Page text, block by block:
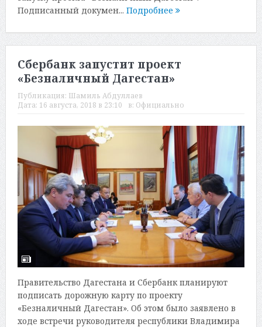
Подписанный докумен... Подробнее
Сбербанк запустит проект
«Безналичный Дагестан»
Публикация: Шамиль Абдуллаев
Дата: 16 августа, 2018 в 23:10 в: Официально
Правительство Дагестана и Сбербанк планируют
подписать дорожную карту по проекту
«Безналичный Дагестан». Об этом было заявлено в
ходе встречи руководителя республики Владимира